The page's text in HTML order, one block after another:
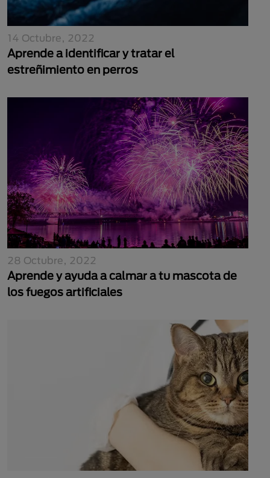
14 Octubre, 2022
Aprende a identificar y tratar el
estreñimiento en perros
28 Octubre, 2022
Aprende y ayuda a calmar a tu mascota de
los fuegos artificiales